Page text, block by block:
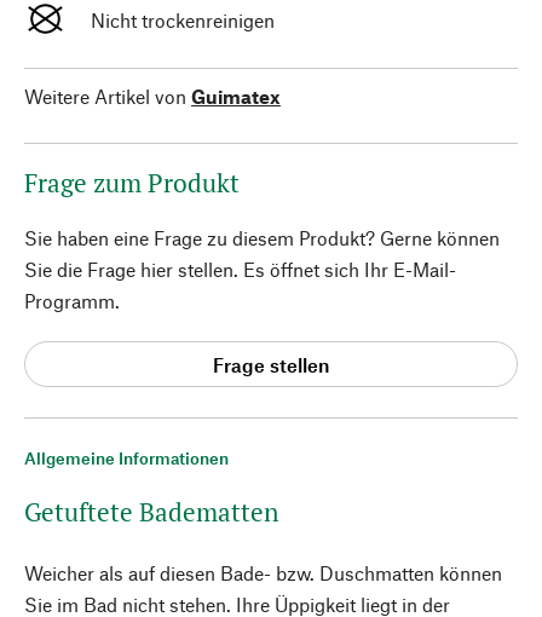
Allgemeine Informationen
Getuftete Badematten
Weicher als auf diesen Bade- bzw. Duschmatten können
Sie im Bad nicht stehen. Ihre Üppigkeit liegt in der
Nicht trockenreinigen
Weitere Artikel von Guimatex
Frage zum Produkt
Sie haben eine Frage zu diesem Produkt? Gerne können
Sie die Frage hier stellen. Es öffnet sich Ihr E-Mail-
Programm.
Frage stellen